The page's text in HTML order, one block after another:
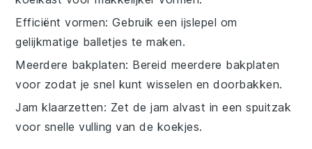
Efficiënt vormen: Gebruik eenijslepel om
gelijkmatige balletjes te maken.
Meerdere bakplaten: Bereid meerdere bakplaten
voor zodat je snel kunt wisselen en doorbakken.
Jam klaarzetten: Zet dejam alvast in een spuitzak
voor snelle vulling van de koekjes.